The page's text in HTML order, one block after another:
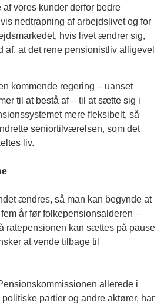
vores kunder derfor bedre
nedtrapning af arbejdslivet og for
hvis livet ændrer sig,
af, at det rene pensionistliv alligevel
kommende regering – uanset
til at bestå af – til at sætte sig i
mere fleksibelt, så
seniortilværelsen, som det
liv.
ændres, så man kan begynde at
år før folkepensionsalderen –
ratepensionen kan sættes på pause
at vende tilbage til
allerede i
partier og andre aktører, har